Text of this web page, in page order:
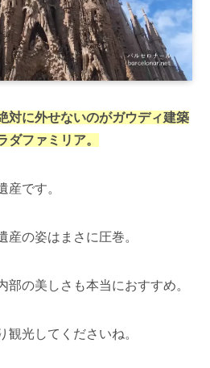
対に外せないのがガウディ建築
ダファミリア。
産です。
産の姿はまさに圧巻。
部の美しさも本当におすすめ。
観光してくださいね。